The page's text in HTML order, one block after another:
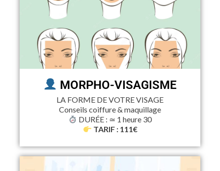
MORPHO-VISAGISME
LA FORME DE VOTRE VISAGE
Conseils coiffure & maquillage
DURÉE : ≃ 1 heure 30
TARIF : 111€